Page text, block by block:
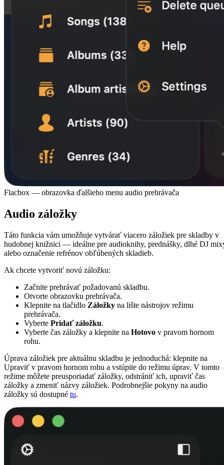
Flacbox — obrazovka ďalšieho menu audio prehrávača
Audio záložky
Táto funkcia vám umožňuje vytvárať viacero záložiek pre skladby v
hudobnej knižnici — ideálne pre audioknihy, prednášky, dlhé DJ
alebo označenie refrénov obľúbených skladieb.
Ak chcete vytvoriť novú záložku:
Začnite prehrávať požadovanú skladbu.
Otvorte obrazovku prehrávača.
Klepnite na tlačidlo Záložky na lište nástrojov režimu
prehrávača.
Vyberte Pridať záložku.
Vyberte čas záložky a klepnite na Hotovo v pravom hornom
rohu.
Úprava záložiek pre aktuálnu skladbu je jednoduchá: klepnite na
Upraviť v pravom hornom rohu a vstúpite do režimu úprav. V tomto
režime môžete preusporiadať záložky, odstrániť ich, upraviť čas
záložky a zmeniť názvy záložiek. Podrobnejšie pokyny na audio
záložky sú dostupné tu.